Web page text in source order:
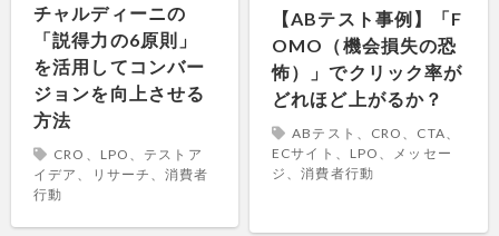
チャルディーニの
「説得力の6原則」
を活用してコンバー
ジョンを向上させる
方法
CRO、LPO、テストア
イデア、リサーチ、消費者
行動
【ABテスト事例】「F
OMO（機会損失の恐
怖）」でクリック率が
どれほど上がるか？
ABテスト、CRO、CTA、
ECサイト、LPO、メッセー
ジ、消費者行動